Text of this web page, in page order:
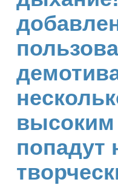
высоким
попадут